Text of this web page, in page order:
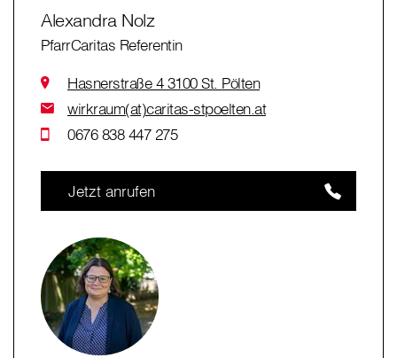
Alexandra Nolz
PfarrCaritas Referentin
Hasnerstraße 4 3100 St. Pölten
wirkraum(at)caritas-stpoelten.at
0676 838 447 275
Jetzt anrufen